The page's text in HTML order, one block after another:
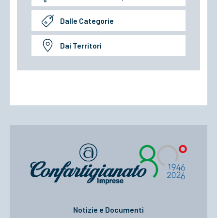
Dalle Categorie
Dai Territori
Notizie e Documenti